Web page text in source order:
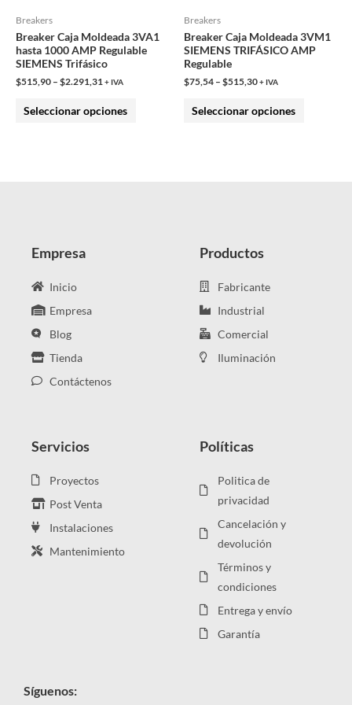
Breakers
Breaker Caja Moldeada 3VA1
hasta 1000 AMP Regulable
SIEMENS Trifásico
$515,90 – $2.291,31+ IVA
Seleccionar opciones
elegir
en
Breakers
Breaker Caja Moldeada 3VM1
SIEMENS TRIFÁSICO AMP
Regulable
$75,54 – $515,30+ IVA
Seleccionar opciones
elegir
en
Empresa
Inicio
Empresa
Blog
Tienda
Contáctenos
Productos
Fabricante
Industrial
Comercial
Iluminación
Servicios
Proyectos
Post Venta
Instalaciones
Mantenimiento
Políticas
Politica de
privacidad
Cancelación y
devolución
Términos y
condiciones
Entrega y envío
Garantía
Síguenos: